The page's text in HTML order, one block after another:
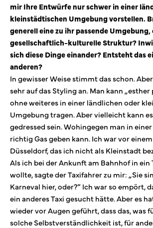
mir Ihre Entwürfe nur schwer in einer
kleinstädtischen Umgebung vorstellen.
generell eine zu ihr passende Umgebung,
gesellschaftlich-kulturelle Struktur?
sich diese Dinge einander? Entsteht das
anderen?
In gewisser Weise stimmt das schon.
sehr auf das Styling an. Man kann
ohne weiteres in einer ländlichen oder
Umgebung tragen. Aber vielleicht kann
gedressed sein. Wohingegen man in
richtig Gas geben kann. Ich war vor
Düsseldorf, das ich nicht als Kleinstadt
Als ich bei der Ankunft am Bahnhof in ein
wollte, sagte der Taxifahrer zu mir: „Sie
Karneval hier, oder?“ Ich war so empört,
ein anderes Taxi gesucht hätte. Aber es
wieder vor Augen geführt, dass das, was
solche Selbstverständlichkeit ist, für